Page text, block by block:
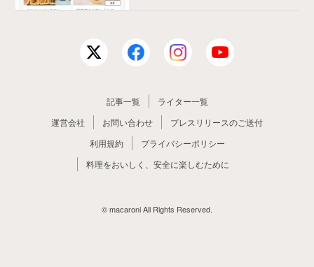
記事一覧
ライター一覧
運営会社
お問い合わせ
プレスリリースのご送付
利用規約
プライバシーポリシー
料理をおいしく、安全に楽しむために
© macaroni All Rights Reserved.